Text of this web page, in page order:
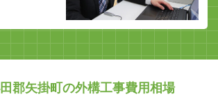
郡矢掛町の外構工事費用相場